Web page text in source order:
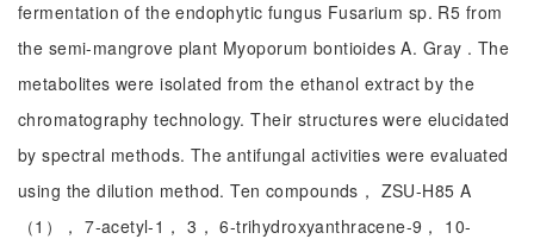
fermentation of the endophytic fungus Fusarium sp. R5 from
the semi-mangrove plant Myoporum bontioides A. Gray . The
metabolites were isolated from the ethanol extract by the
chromatography technology. Their structures were elucidated
by spectral methods. The antifungal activities were evaluated
using the dilution method. Ten compounds， ZSU-H85 A
（1）， 7-acetyl-1， 3， 6-trihydroxyanthracene-9， 10-